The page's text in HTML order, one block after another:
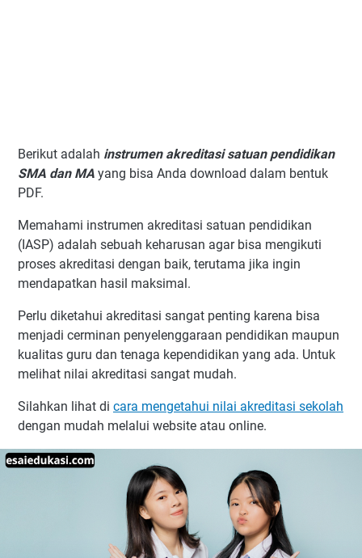
Berikut adalah instrumen akreditasi satuan pendidikan
SMA dan MA yang bisa Anda download dalam bentuk
PDF.
Memahami instrumen akreditasi satuan pendidikan
(IASP) adalah sebuah keharusan agar bisa mengikuti
proses akreditasi dengan baik, terutama jika ingin
mendapatkan hasil maksimal.
Perlu diketahui akreditasi sangat penting karena bisa
menjadi cerminan penyelenggaraan pendidikan maupun
kualitas guru dan tenaga kependidikan yang ada. Untuk
melihat nilai akreditasi sangat mudah.
Silahkan lihat di cara mengetahui nilai akreditasi sekolah
dengan mudah melalui website atau online.